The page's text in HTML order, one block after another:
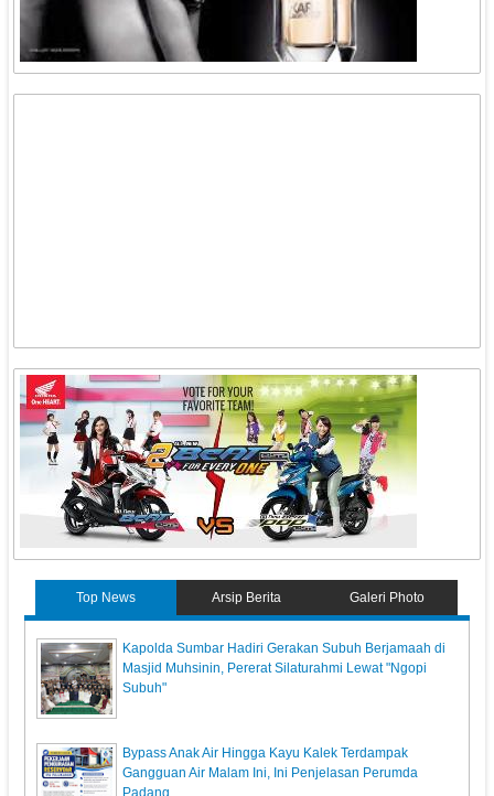
Top News Arsip Berita Galeri Photo
Kapolda Sumbar Hadiri Gerakan Subuh Berjamaah di
Masjid Muhsinin, Pererat Silaturahmi Lewat "Ngopi
Subuh"
Bypass Anak Air Hingga Kayu Kalek Terdampak
Gangguan Air Malam Ini, Ini Penjelasan Perumda
Padang